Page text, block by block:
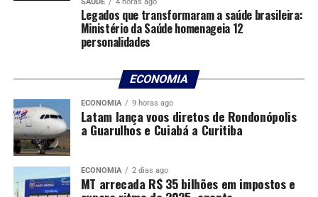
O delegado da Derf, Daniel Machado, responsável pela
investigação, ressaltou que a ação demonstra a
importância do monitoramento das redes sociais aliado
ao trabalho de campo da Polícia Civil. “O trabalho rápido
e eficaz garantiu a pronta resposta à sociedade, a
responsabilização dos envolvidos e a restituição dos
bens à vítima”, disse o delegado.
Legados que transformaram a saúde brasileira:
Ministério da Saúde homenageia 12
personalidades
ECONOMIA
ECONOMIA 9 horas ago
Latam lança voos diretos de Rondonópolis
a Guarulhos e Cuiabá a Curitiba
ECONOMIA 2 dias ago
MT arrecada R$ 35 bilhões em impostos e